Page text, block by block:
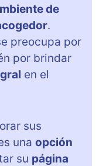
de
.
preocupa por
por brindar
en el
sus
una opción
su página